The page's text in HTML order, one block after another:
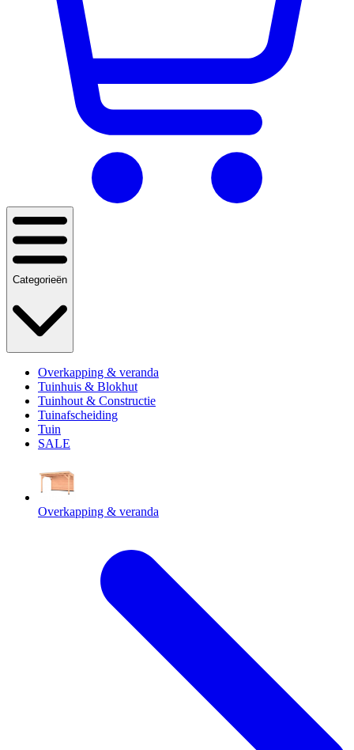
Categorieën
Overkapping & veranda
Tuinhuis & Blokhut
Tuinhout & Constructie
Tuinafscheiding
Tuin
SALE
Overkapping & veranda